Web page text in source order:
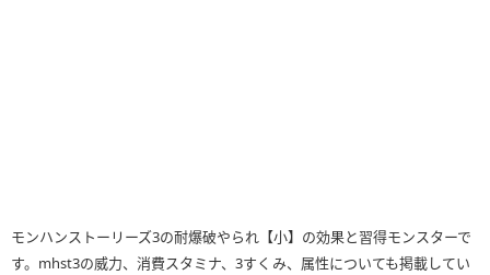
モンハンストーリーズ3の耐爆破やられ【小】の効果と習得モンスターで
す。mhst3の威力、消費スタミナ、3すくみ、属性についても掲載してい